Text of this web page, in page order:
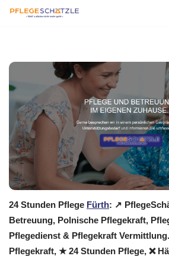
springen
24 Stunden Pflege Fürth: ↗️
Betreuung, Polnische Pflegekraft,
Pflegedienst & Pflegekraft
Pflegekraft, ★ 24 Stunden Pflege, ❌